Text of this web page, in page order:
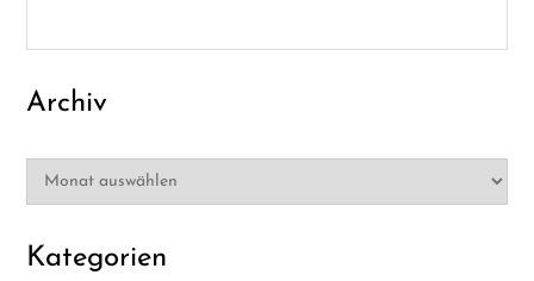
n
Archiv
Archiv
Kategorien